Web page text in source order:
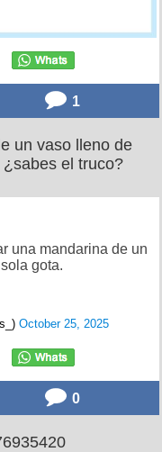
1
un vaso lleno de
el truco?
una mandarina de un
gota.
October 25, 2025
0